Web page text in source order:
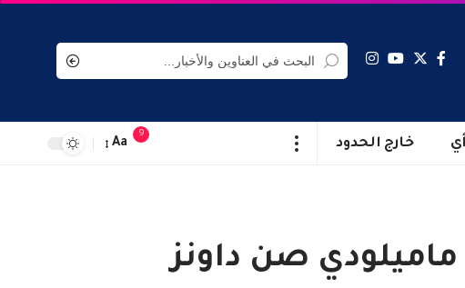
خارج الحدود
9
Aa
صن داونز